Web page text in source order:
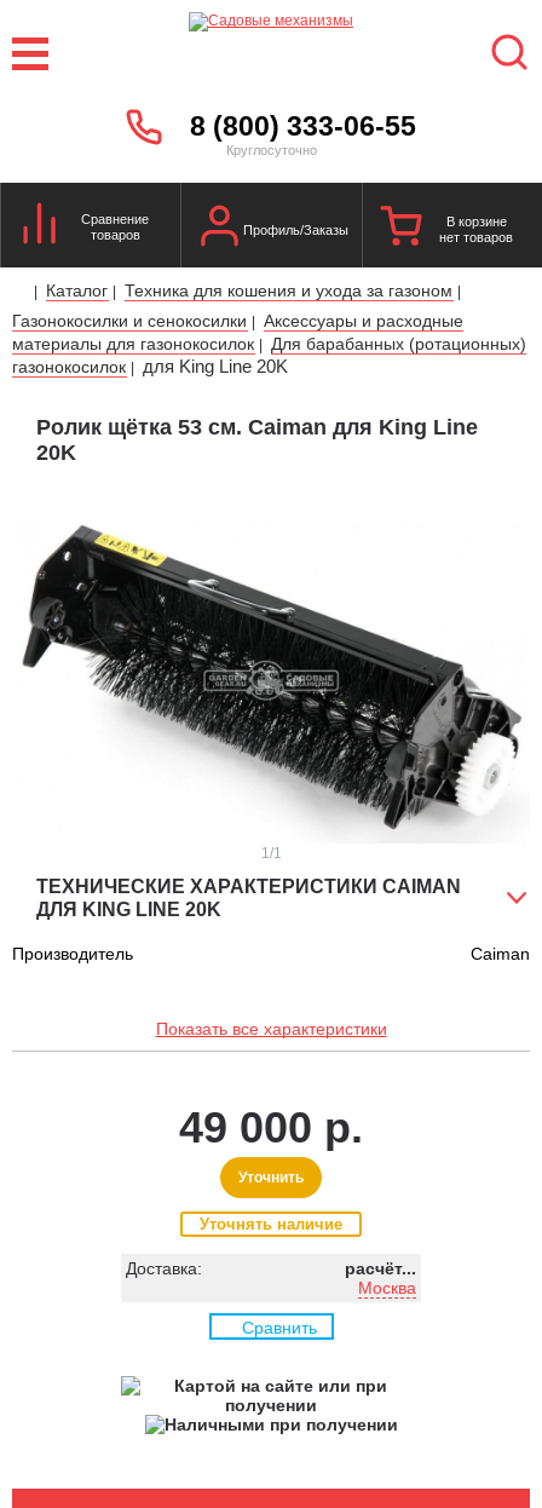
8 (800) 333-06-55
Круглосуточно
Сравнение
товаров
Профиль/Заказы
В корзине
нет товаров
| Каталог | Техника для кошения и ухода за газоном |
Газонокосилки и сенокосилки | Аксессуары и расходные
материалы для газонокосилок |
Для барабанных (ротационных)
газонокосилок | для King Line 20K
Ролик щётка 53 см. Caiman для King Line
20K
1/1
ТЕХНИЧЕСКИЕ ХАРАКТЕРИСТИКИ CAIMAN
ДЛЯ KING LINE 20K
Производитель Caiman
Показать все характеристики
49 000 р.
Уточнить
Уточнять наличие
Доставка:
расчёт...
Москва
Сравнить